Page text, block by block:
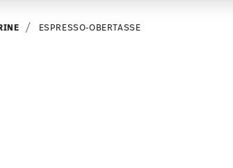
ESPRESSO-OBERTASSE